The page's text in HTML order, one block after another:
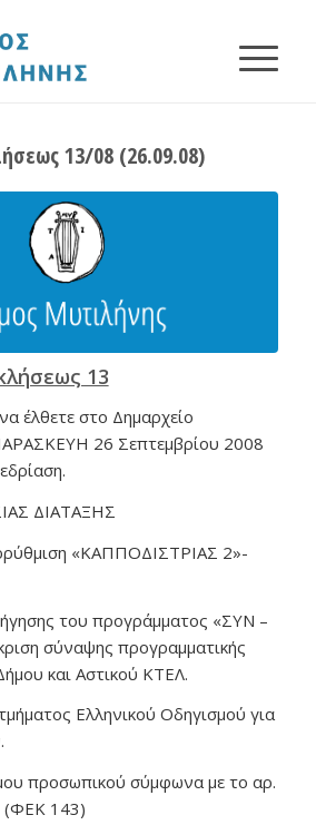
13/08 (26.09.08)
13
έλθετε στο Δημαρχείο
26 Σεπτεμβρίου 2008
ΔΙΑΤΑΞΗΣ
«ΚΑΠΠΟΔΙΣΤΡΙΑΣ 2»-
του προγράμματος «ΣΥΝ –
σύναψης προγραμματικής
και Αστικού ΚΤΕΛ.
Ελληνικού Οδηγισμού για
προσωπικού σύμφωνα με το αρ.
(ΦΕΚ 143)